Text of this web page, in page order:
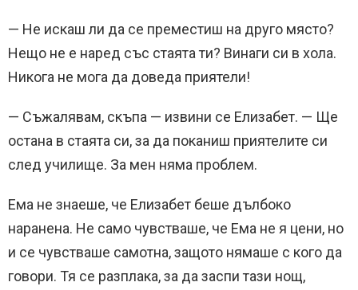
— Не искаш ли да се преместиш на друго място?
Нещо не е наред със стаята ти? Винаги си в хола.
Никога не мога да доведа приятели!
— Съжалявам, скъпа — извини се Елизабет. — Ще
остана в стаята си, за да поканиш приятелите си
след училище. За мен няма проблем.
Ема не знаеше, че Елизабет беше дълбоко
наранена. Не само чувстваше, че Ема не я цени, но
и се чувстваше самотна, защото нямаше с кого да
говори. Тя се разплака, за да заспи тази нощ,